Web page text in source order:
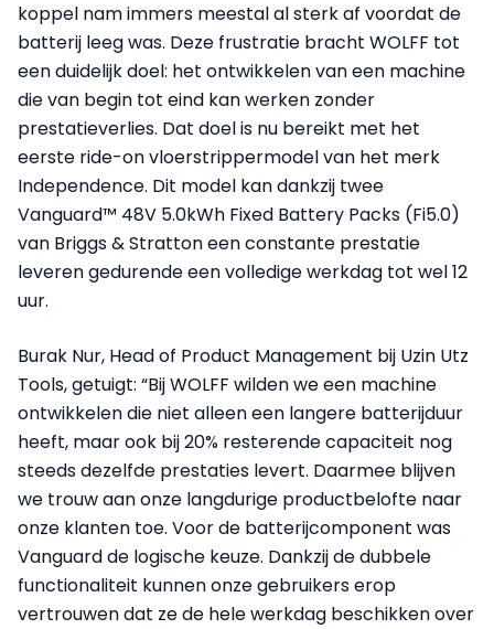
koppel nam immers meestal al sterk af voordat de
batterij leeg was. Deze frustratie bracht WOLFF tot
een duidelijk doel: het ontwikkelen van een machine
die van begin tot eind kan werken zonder
prestatieverlies. Dat doel is nu bereikt met het
eerste ride-on vloerstrippermodel van het merk
Independence. Dit model kan dankzij twee
Vanguard™ 48V 5.0kWh Fixed Battery Packs (Fi5.0)
van Briggs & Stratton een constante prestatie
leveren gedurende een volledige werkdag tot wel 12
uur.
Burak Nur, Head of Product Management bij Uzin Utz
Tools, getuigt: “Bij WOLFF wilden we een machine
ontwikkelen die niet alleen een langere batterijduur
heeft, maar ook bij 20% resterende capaciteit nog
steeds dezelfde prestaties levert. Daarmee blijven
we trouw aan onze langdurige productbelofte naar
onze klanten toe. Voor de batterijcomponent was
Vanguard de logische keuze. Dankzij de dubbele
functionaliteit kunnen onze gebruikers erop
vertrouwen dat ze de hele werkdag beschikken over